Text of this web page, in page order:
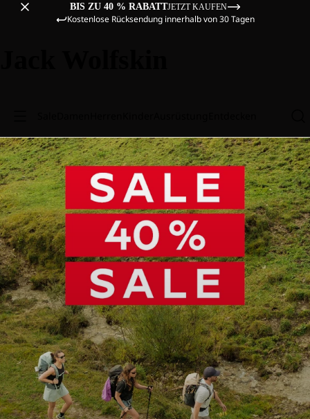
BIS ZU 40 % RABATTJETZT KAUFEN
Kostenlose Rücksendung innerhalb von 30 Tagen